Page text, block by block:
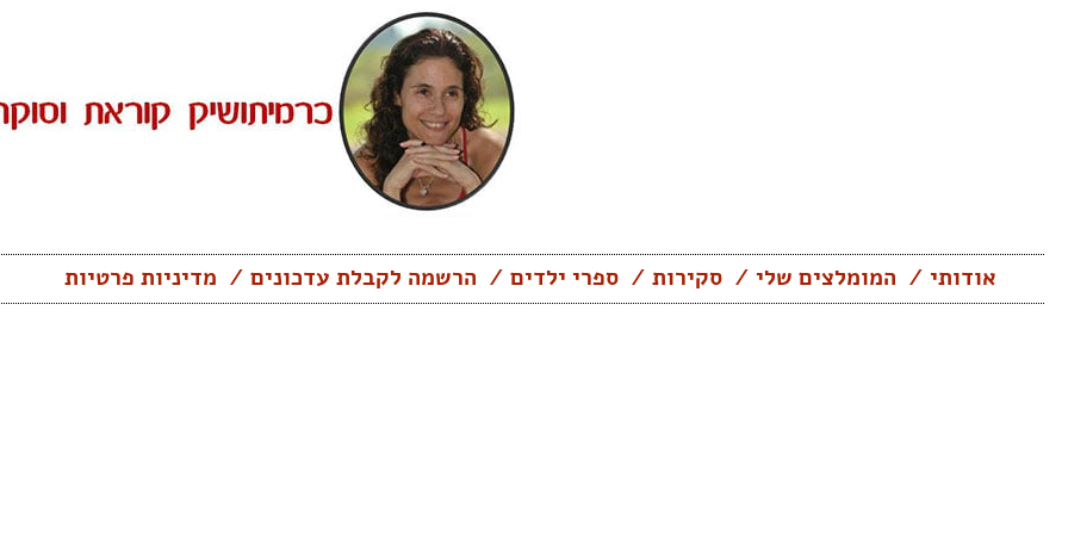
אודותי המומלצים שלי סקירות ספרי ילדים הרשמה לקבלת עדכונים מדיניות פרטיות